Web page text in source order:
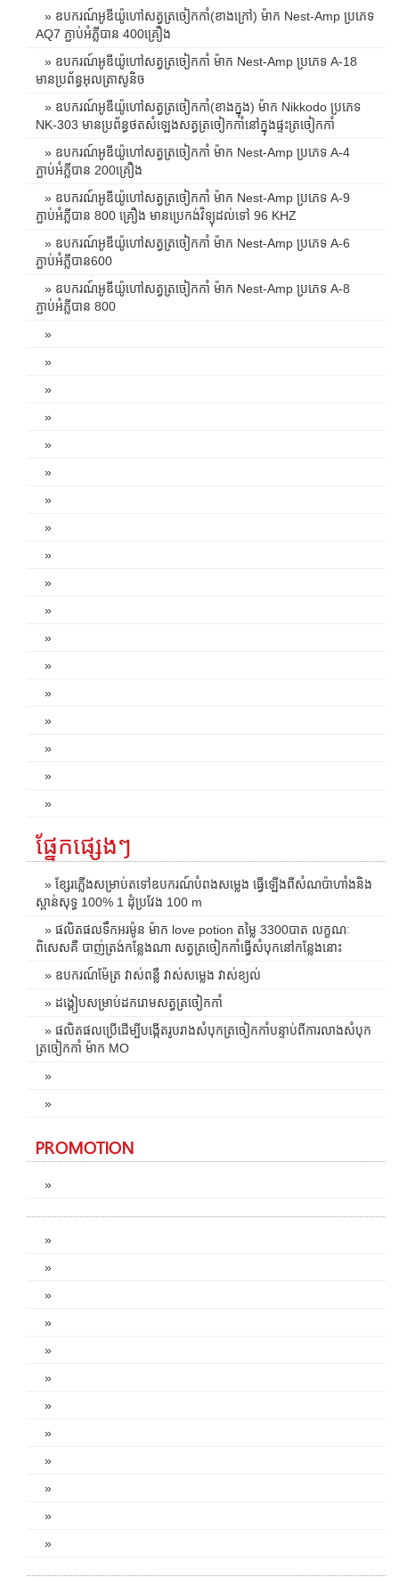
» ឧបករណ៍អូឌីយ៉ូហៅសត្វត្រចៀកកាំ(ខាងក្រៅ) ម៉ាក Nest-Amp ប្រភេទ
AQ7 ភ្ជាប់អំភ្លីបាន 400គ្រឿង
» ឧបករណ៍អូឌីយ៉ូហៅសត្វត្រចៀកកាំ ម៉ាក Nest-Amp ប្រភេទ A-18
មានប្រព័ន្ធអុលត្រាសូនិច
» ឧបករណ៍អូឌីយ៉ូហៅសត្វត្រចៀកកាំ(ខាងក្នុង) ម៉ាក Nikkodo ប្រភេទ
NK-303 មានប្រព័ន្ធថតសំឡេងសត្វត្រចៀកកាំនៅក្នុងផ្ទះត្រចៀកកាំ
» ឧបករណ៍អូឌីយ៉ូហៅសត្វត្រចៀកកាំ ម៉ាក Nest-Amp ប្រភេទ A-4
ភ្ជាប់អំភ្លីបាន 200គ្រឿង
» ឧបករណ៍អូឌីយ៉ូហៅសត្វត្រចៀកកាំ ម៉ាក Nest-Amp ប្រភេទ A-9
ភ្ជាប់អំភ្លីបាន 800 គ្រឿង មានប្រេកង់វិទ្យុដល់ទៅ 96 KHZ
» ឧបករណ៍អូឌីយ៉ូហៅសត្វត្រចៀកកាំ ម៉ាក Nest-Amp ប្រភេទ A-6
ភ្ជាប់អំភ្លីបាន600
» ឧបករណ៍អូឌីយ៉ូហៅសត្វត្រចៀកកាំ ម៉ាក Nest-Amp ប្រភេទ A-8
ភ្ជាប់អំភ្លីបាន 800
»
»
»
»
»
»
»
»
»
»
»
»
»
»
»
»
»
»
ផ្នែកផ្សេងៗ
» ខ្សែរភ្លើងសម្រាប់តទៅឧបករណ៍បំពងសម្លេង ធ្វើឡើងពីសំណប៉ាហាំងនិង
ស្ពាន់សុទ្ធ 100% 1 ដុំប្រវែង 100 m
» ផលិតផលទឹកអរម៉ូន ម៉ាក love potion តម្លៃ 3300បាត លក្ខណៈ
ពិសេសគឺ បាញ់ត្រង់កន្លែងណា សត្វត្រចៀកកាំធ្វើសំបុកនៅកន្លែងនោះ
» ឧបករណ៍ម៉ែត្រ វាស់ពន្លឺ វាស់សម្លេង វាស់ខ្យល់
» ដង្គៀបសម្រាប់ដករោមសត្វត្រចៀកកាំ
» ផលិតផលប្រើដើម្បីបង្កើតរូបរាងសំបុកត្រចៀកកាំបន្ទាប់ពីការលាងសំបុក
ត្រចៀកកាំ ម៉ាក MO
»
»
PROMOTION
»
»
»
»
»
»
»
»
»
»
»
»
»